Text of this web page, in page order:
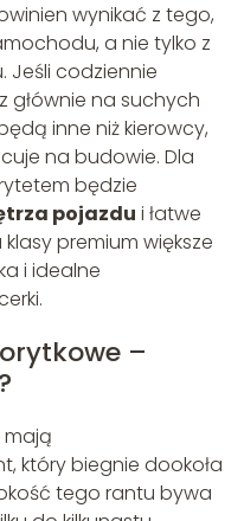
wynikać z tego,
a nie tylko z
Jeśli codziennie
głównie na suchych
inne niż kierowcy,
na budowie. Dla
będzie
pojazdu i łatwe
premium większe
i idealne
–
mają
który biegnie dookoła
tego rantu bywa